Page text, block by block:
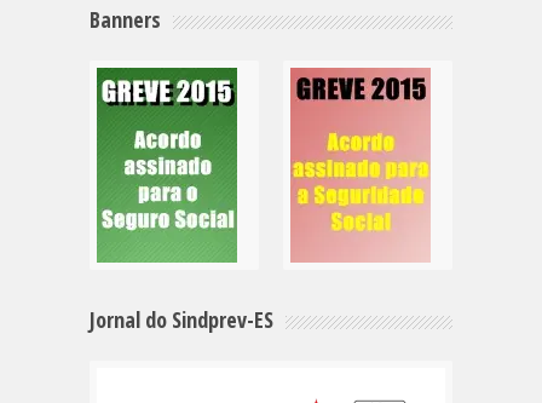
Banners
Jornal do Sindprev-ES